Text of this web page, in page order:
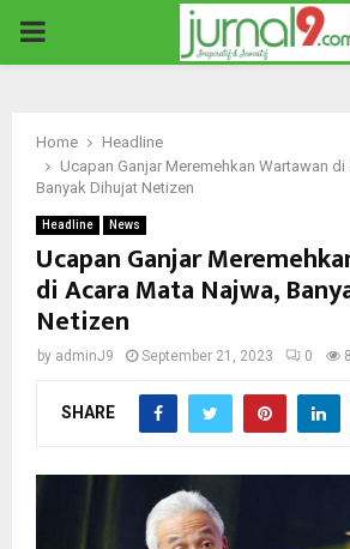
PRIMARY
Home
Headline
Ucapan Ganjar Meremehkan Wartawan
Banyak Dihujat Netizen
Headline News
Ucapan Ganjar
di Acara Mata Najwa,
Netizen
by adminJ9 September 21, 2023 0
SHARE